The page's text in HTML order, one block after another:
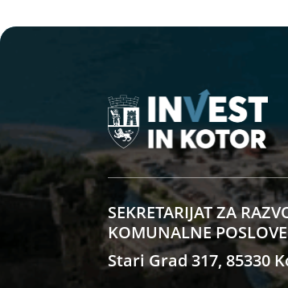
SEKRETARIJAT ZA
KOMUNALNE
Stari Grad 317, 85330